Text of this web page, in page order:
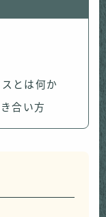
とは何か
合い方